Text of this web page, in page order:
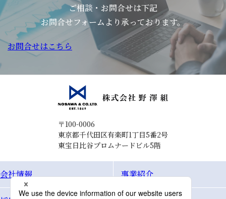
ご相談・お問合せは下記
お問合せフォームより承っております。
お問合せはこちら
〒100-0006
東京都千代田区有楽町1丁目5番2号
東宝日比谷プロムナードビル5階
会社情報 事業紹介